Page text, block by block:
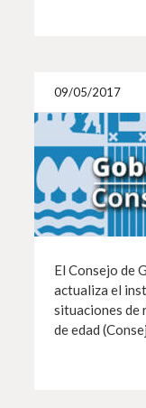
09/05/2017
El Consejo de
actualiza el
situaciones de
de edad